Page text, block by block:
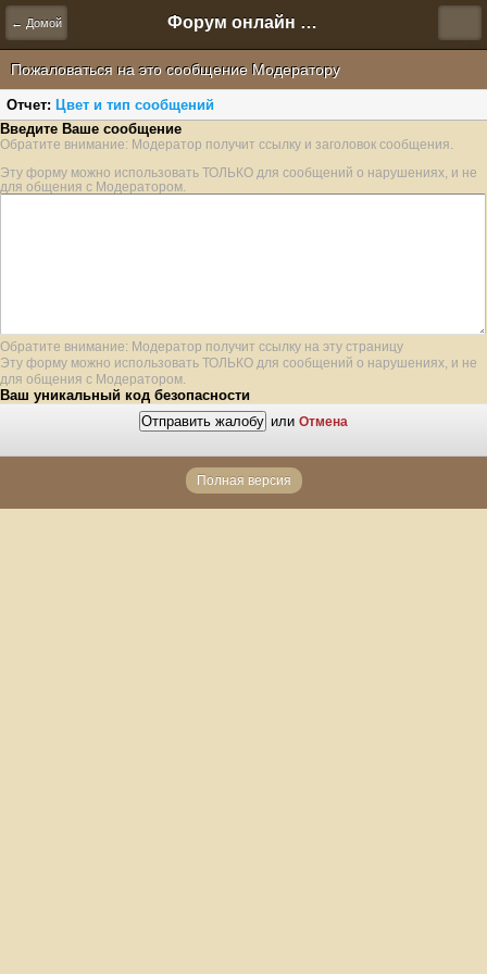
← Домой Форум онлайн игры "Новая Эра" (Нюра Биз)
Пожаловаться на это сообщение Модератору
Отчет: Цвет и тип сообщений
Введите Ваше сообщение
Обратите внимание: Модератор получит ссылку и заголовок сообщения.
Эту форму можно использовать ТОЛЬКО для сообщений о нарушениях, и не
для общения с Модератором.
Обратите внимание: Модератор получит ссылку на эту страницу
Эту форму можно использовать ТОЛЬКО для сообщений о нарушениях, и не
для общения с Модератором.
Ваш уникальный код безопасности
или Отмена
Полная версия